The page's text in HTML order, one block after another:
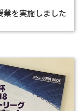
を実施しました